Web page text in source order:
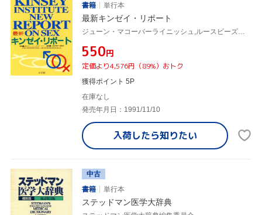
書籍
単行本
最新キンゼイ・リポート
ジューン・マコーバーライニッシュ,ルースビーズリー,小曽戸明子,宮原忍
¥550円
定価より4,576円（89%）おトク
獲得ポイント 5P
在庫なし
発売年月日：1991/11/10
入荷したら知りたい
中古
書籍
単行本
ステッドマン医学大辞典